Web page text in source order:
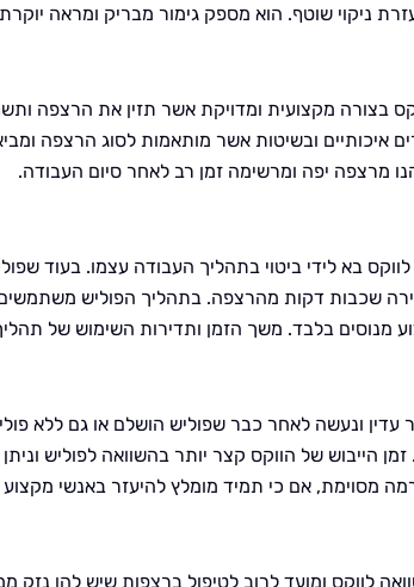
ניקוי שוטף. הוא מספק גימור מבריק ומראה
בצורה מקצועית ומדויקת אשר תזין את הרצפה
איכותיים ובשיטות אשר מותאמות לסוג הרצפה
מרצפה יפה ומרשימה זמן רב לאחר סיום העבודה.
בא לידי ביטוי בתהליך העבודה עצמו. בעוד
שכבות דקות מהרצפה. בתהליך הפוליש
מנוסים בלבד. משך הזמן ותדירות השימוש של
עדין ונעשה לאחר כבר שפוליש הושלם או גם ללא
של הווקס קצר יותר בהשוואה לפוליש
מסוימת, אם כי תמיד מומלץ להיעזר באנשי מקצוע
לווקס ומועד לרוב לטיפול ברצפות שיש להן נזק